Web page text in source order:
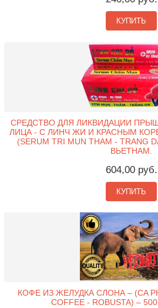
КУПИТЬ
СРЕДСТВО ДЛЯ ЛИКВИДАЦИИ
ЛИЦА - С ЛИНЧ ЖИ И КРАСНЫМ
(SERUM TRI MUN THAM - TRANG
ВЬЕТНАМ.
604,00 руб.
КУПИТЬ
КОФЕ ИЗ ЖЕЛУДКА СЛОНА – (CA
COFFEE - ROBUSTA) –